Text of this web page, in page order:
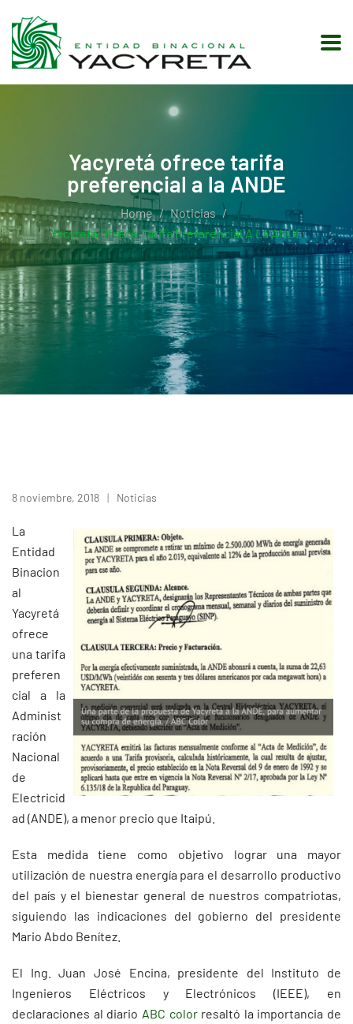
Yacyretá ofrece tarifa
preferencial a la ANDE
Home
Noticias
Yacyretá Ofrece Tarifa Preferencial A La ANDE
8 noviembre, 2018 Noticias
La
Entidad
Binacion
al
Yacyretá
ofrece
una tarifa
preferen
cial a la
Administ
ración
Nacional
de
Electricid
ad (ANDE), a menor precio que Itaipú.
Esta medida tiene como objetivo lograr una mayor
utilización de nuestra energía para el desarrollo productivo
del país y el bienestar general de nuestros compatriotas,
siguiendo las indicaciones del gobierno del presidente
Mario Abdo Benítez.
El Ing. Juan José Encina, presidente del Instituto de
Ingenieros Eléctricos y Electrónicos (IEEE), en
declaraciones al diario ABC colorresaltó la importancia de